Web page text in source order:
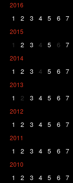
2016
1 2 3 4 5 6 7
2015
1 2 3 4 5 6 7
2014
1 2 3 4 5 6 7
2013
1 2 3 4 5 6 7
2012
1 2 3 4 5 6 7
2011
1 2 3 4 5 6 7
2010
1 2 3 4 5 6 7